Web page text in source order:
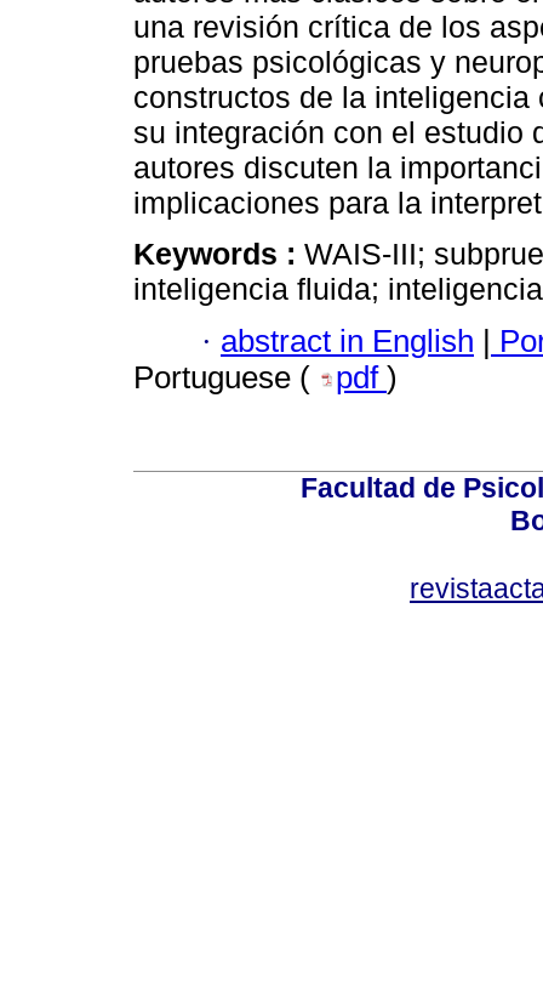
una revisión crítica de los
pruebas psicológicas y
constructos de la
su integración con el estudio
autores discuten la
implicaciones para la
Keywords : WAIS-III;
inteligencia fluida;
· abstract in English |
Portuguese (
pdf )
Facultad de